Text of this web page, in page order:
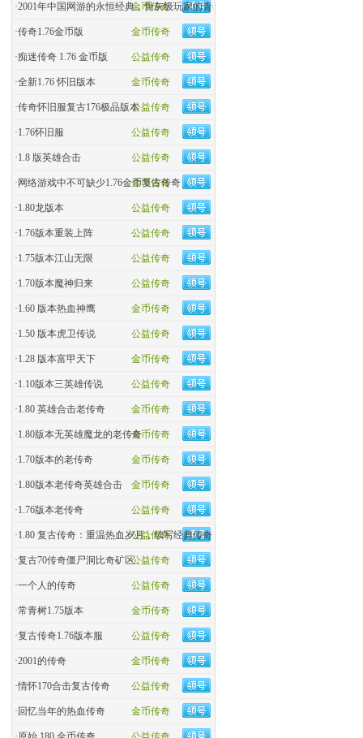
金币传奇
·2001年中国网游的永恒经典，骨灰级玩家的青春回忆杀！
金币传奇
·传奇1.76金币版
公益传奇
·痴迷传奇 1.76 金币版
金币传奇
·全新1.76 怀旧版本
公益传奇
·传奇怀旧服复古176极品版本
公益传奇
·1.76怀旧服
公益传奇
·1.8 版英雄合击
金币传奇
· 网络游戏中不可缺少1.76金币复古传奇
公益传奇
·1.80龙版本
公益传奇
·1.76版本重装上阵
公益传奇
·1.75版本江山无限
公益传奇
·1.70版本魔神归来
金币传奇
·1.60 版本热血神鹰
公益传奇
·1.50 版本虎卫传说
金币传奇
·1.28 版本富甲天下
公益传奇
·1.10版本三英雄传说
金币传奇
·1.80 英雄合击老传奇
金币传奇
·1.80版本无英雄魔龙的老传奇
金币传奇
·1.70版本的老传奇
金币传奇
·1.80版本老传奇英雄合击
公益传奇
·1.76版本老传奇
公益传奇
·1.80 复古传奇：重温热血岁月，续写经典传奇
公益传奇
·复古70传奇僵尸洞比奇矿区
公益传奇
·一个人的传奇
金币传奇
·常青树1.75版本
公益传奇
·复古传奇1.76版本服
金币传奇
·2001的传奇
公益传奇
·情怀170合击复古传奇
金币传奇
· 回忆当年的热血传奇